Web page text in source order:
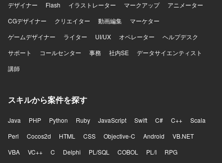
ております。フロントエンドはTypeScript、React、
Redux、styled-components、Storybook、Webpackなどを
利用しております。インフラはAWS（EC2、RDS、
ElastiCache、S3、ElasticsearchService、Lambda、
Engine Yardなどを利用しております。その他、GitHub、
Slack、JIRA、Notionなどのツールを利用しております。
デザイナー
Flash イラストレーター マークアップ
アニメーター
CGデザイナー
クリエイター 動画編集
マーケター
ゲームデザイナー
ライター UI/UX オペレーター
ヘルプデスク
サポート
コールセンター 事務 社内SE
データサイエンティスト
講師
スキルから案件を探す
Java PHP Python Ruby JavaScript Swift C# C++
Scala
Perl
Cocos2d HTML CSS Objective-C Android
VB.NET
VBA
VC++ C Delphi PL/SQL COBOL PL/I
RPG